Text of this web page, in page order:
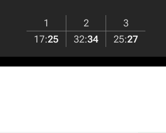
1 2
3
17:25 32:34 25:27